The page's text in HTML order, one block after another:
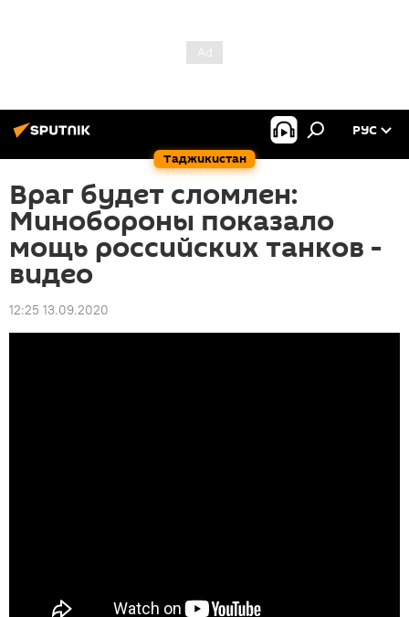
Таджикистан
РУС
Враг будет сломлен:
Минобороны показало
мощь российских танков -
видео
12:25 13.09.2020